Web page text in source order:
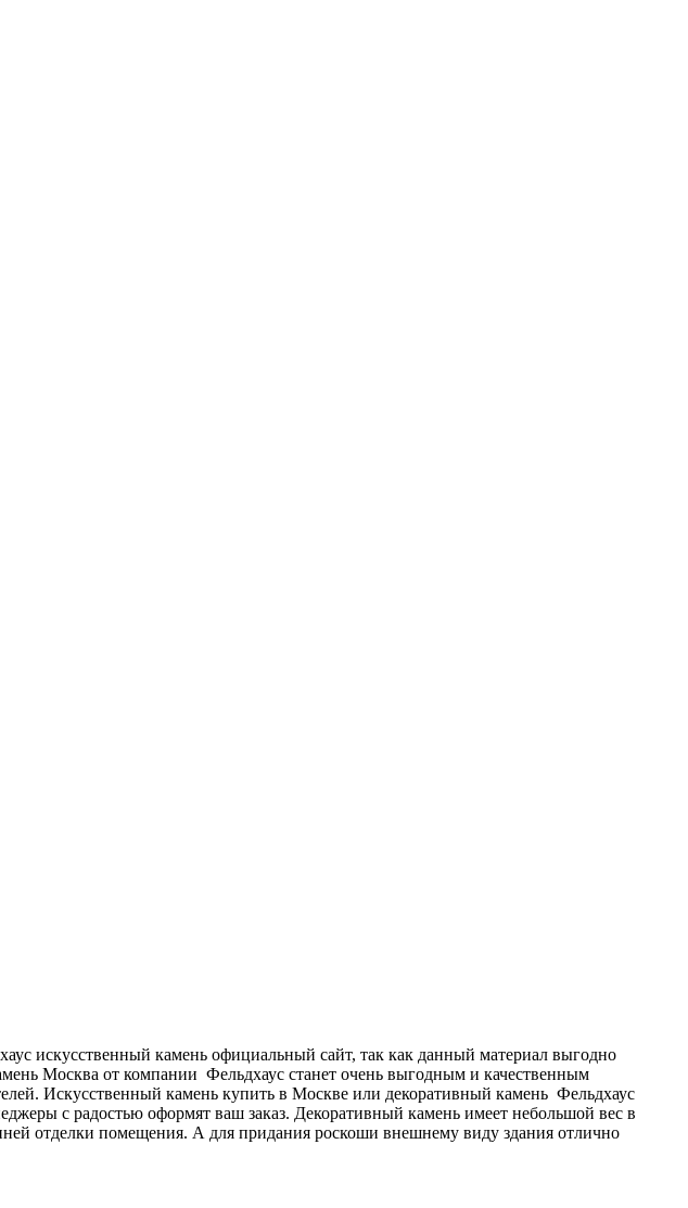
искусственный камень официальный сайт, так как данный материал выгодно
Москва от компании Фельдхаус станет очень выгодным и качественным
Искусственный камень купить в Москве или декоративный камень Фельдхаус
с радостью оформят ваш заказ. Декоративный камень имеет небольшой вес в
отделки помещения. А для придания роскоши внешнему виду здания отлично